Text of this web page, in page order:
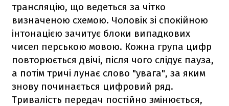
трансляцію, що ведеться за чітко
визначеною схемою. Чоловік зі спокійною
інтонацією зачитує блоки випадкових
чисел перською мовою. Кожна група цифр
повторюється двічі, після чого слідує пауза,
а потім тричі лунає слово "увага", за яким
знову починається цифровий ряд.
Тривалість передач постійно змінюється,